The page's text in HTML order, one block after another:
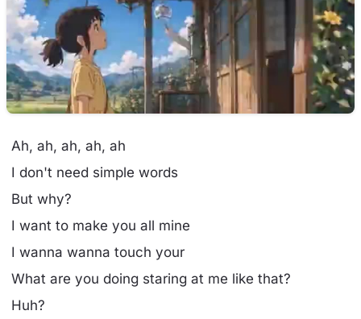
Ah, ah, ah, ah, ah
I don't need simple words
But why?
I want to make you all mine
I wanna wanna touch your
What are you doing staring at me like that?
Huh?